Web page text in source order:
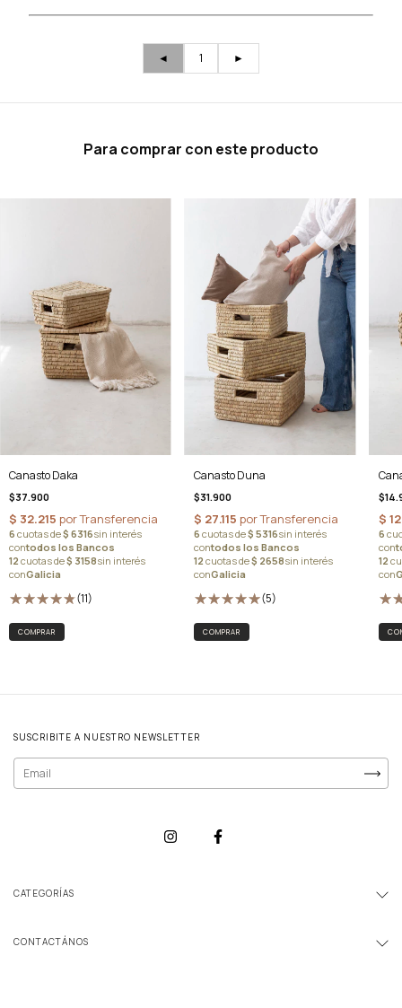
◄ 1 ►
Para comprar con este producto
Canasto Daka
$37.900
(11)
COMPRAR
Canasto Duna
$31.900
(5)
COMPRAR
SUSCRIBITE A NUESTRO NEWSLETTER
CATEGORÍAS
CONTACTÁNOS